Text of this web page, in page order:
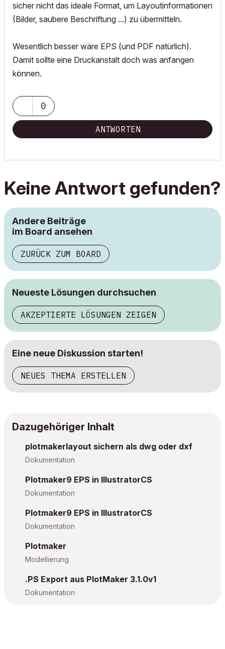
sicher nicht das ideale Format, um Layoutinformationen
(Bilder, saubere Beschriftung ...) zu übermitteln.
Wesentlich besser wäre EPS (und PDF natürlich).
Damit sollte eine Druckanstalt doch was anfangen
können.
0
ANTWORTEN
Keine Antwort gefunden?
Andere Beiträge
im Board ansehen
ZURÜCK ZUM BOARD
Neueste Lösungen durchsuchen
AKZEPTIERTE LÖSUNGEN ZEIGEN
Eine neue Diskussion starten!
NEUES THEMA ERSTELLEN
Dazugehöriger Inhalt
plotmakerlayout sichern als dwg oder dxf
Dokumentation
Plotmaker9 EPS in IllustratorCS
Dokumentation
Plotmaker9 EPS in IllustratorCS
Dokumentation
Plotmaker
Modellierung
.PS Export aus PlotMaker 3.1.0v1
Dokumentation